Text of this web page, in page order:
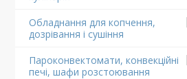
Обладнання для копчення,
дозрівання і сушіння
Пароконвектомати, конвекційні
печі, шафи розстоювання